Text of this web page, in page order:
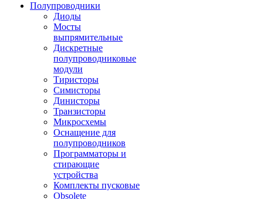
Полупроводники
Диоды
Мосты
выпрямительные
Дискретные
полупроводниковые
модули
Тиристоры
Симисторы
Динисторы
Транзисторы
Микросхемы
Оснащение для
полупроводников
Программаторы и
стирающие
устройства
Комплекты пусковые
Obsolete